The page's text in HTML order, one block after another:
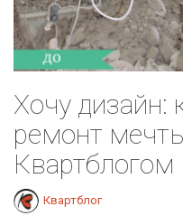
Хочу дизайн:
ремонт
Квартблогом
Квартблог